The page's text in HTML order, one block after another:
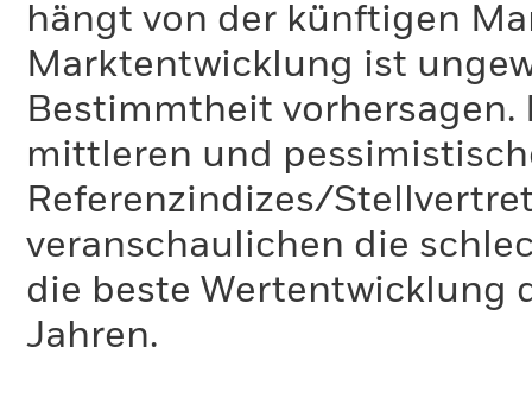
hängt von der künftigen
Marktentwicklung ist
Bestimmtheit
mittleren und
Referenzindizes/
veranschaulichen die
die beste Wertentwicklung
Jahren.